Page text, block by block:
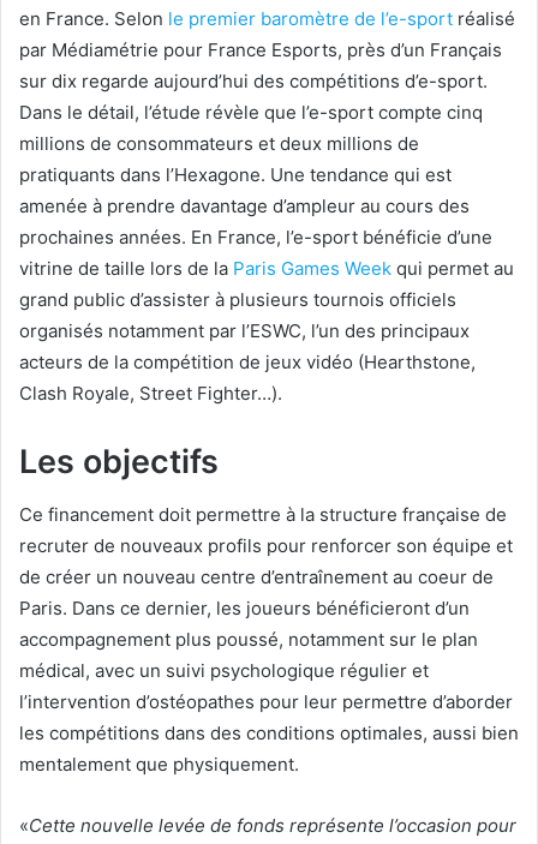
en France. Selon le premier baromètre de l’e-sport réalisé
par Médiamétrie pour France Esports, près d’un Français
sur dix regarde aujourd’hui des compétitions d’e-sport.
Dans le détail, l’étude révèle que l’e-sport compte cinq
millions de consommateurs et deux millions de
pratiquants dans l’Hexagone. Une tendance qui est
amenée à prendre davantage d’ampleur au cours des
prochaines années. En France, l’e-sport bénéficie d’une
vitrine de taille lors de la Paris Games Week qui permet au
grand public d’assister à plusieurs tournois officiels
organisés notamment par l’ESWC, l’un des principaux
acteurs de la compétition de jeux vidéo (Hearthstone,
Clash Royale, Street Fighter…).
Les objectifs
Ce financement doit permettre à la structure française de
recruter de nouveaux profils pour renforcer son équipe et
de créer un nouveau centre d’entraînement au coeur de
Paris. Dans ce dernier, les joueurs bénéficieront d’un
accompagnement plus poussé, notamment sur le plan
médical, avec un suivi psychologique régulier et
l’intervention d’ostéopathes pour leur permettre d’aborder
les compétitions dans des conditions optimales, aussi bien
mentalement que physiquement.
«Cette nouvelle levée de fonds représente l’occasion pour